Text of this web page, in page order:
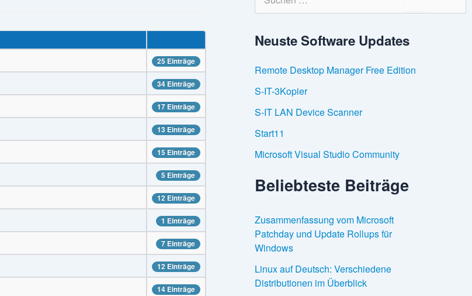
25 Einträge
34 Einträge
17 Einträge
13 Einträge
15 Einträge
5 Einträge
12 Einträge
1 Einträge
7 Einträge
12 Einträge
14 Einträge
c
e
a
c
h
:
Neuste Software Updates
Remote Desktop Manager Free Edition
S-IT-3Kopier
S-IT LAN Device Scanner
Start11
Microsoft Visual Studio Community
Beliebteste Beiträge
Zusammenfassung vom Microsoft
Patchday und Update Rollups für
Windows
Linux auf Deutsch: Verschiedene
Distributionen im Überblick